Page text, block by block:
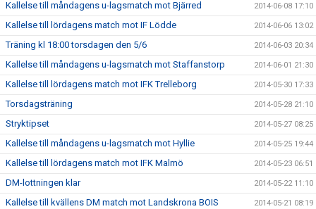
Kallelse till måndagens u-lagsmatch mot Bjärred 2014-06-08 17:10
Kallelse till lördagens match mot IF Lödde 2014-06-06 13:02
Träning kl 18:00 torsdagen den 5/6 2014-06-03 20:34
Kallelse till måndagens u-lagsmatch mot Staffanstorp 2014-06-01 21:30
Kallelse till lördagens match mot IFK Trelleborg 2014-05-30 17:33
Torsdagsträning 2014-05-28 21:10
Stryktipset 2014-05-27 08:25
Kallelse till måndagens u-lagsmatch mot Hyllie 2014-05-25 19:44
Kallelse till lördagens match mot IFK Malmö 2014-05-23 06:51
DM-lottningen klar 2014-05-22 11:10
Kallelse till kvällens DM match mot Landskrona BOIS 2014-05-21 08:19